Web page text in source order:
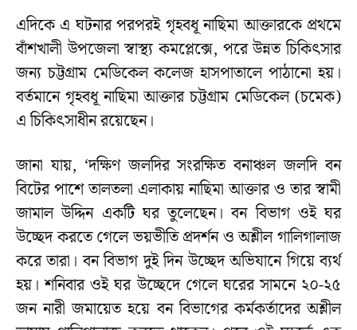
এদিকে এ ঘটনার পরপরই গৃহবধূ নাছিমা আক্তারকে প্রথমে
বাঁশখালী উপজেলা স্বাস্থ্য কমপ্লেক্সে, পরে উন্নত চিকিৎসার
জন্য চট্টগ্রাম মেডিকেল কলেজ হাসপাতালে পাঠানো হয়।
বর্তমানে গৃহবধূ নাছিমা আক্তার চট্টগ্রাম মেডিকেল (চমেক)
এ চিকিৎসাধীন রয়েছেন।
জানা যায়, ‘দক্ষিণ জলদির সংরক্ষিত বনাঞ্চল জলদি বন
বিটের পাশে তালতলা এলাকায় নাছিমা আক্তার ও তার স্বামী
জামাল উদ্দিন একটি ঘর তুলেছেন। বন বিভাগ ওই ঘর
উচ্ছেদ করতে গেলে ভয়ভীতি প্রদর্শন ও অশ্লীল গালিগালাজ
করে তারা। বন বিভাগ দুই দিন উচ্ছেদ অভিযানে গিয়ে ব্যর্থ
হয়। শনিবার ওই ঘর উচ্ছেদে গেলে ঘরের সামনে ২০-২৫
জন নারী জমায়েত হয়ে বন বিভাগের কর্মকর্তাদের অশ্লীল